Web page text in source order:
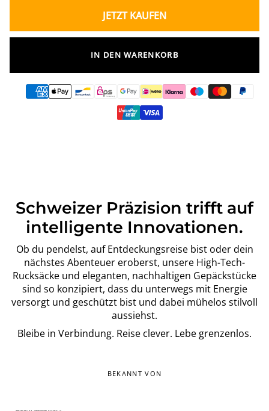
JETZT KAUFEN
IN DEN WARENKORB
Schweizer Präzision trifft auf
intelligente Innovationen.
Ob du pendelst, auf Entdeckungsreise bist oder dein
nächstes Abenteuer eroberst, unsere High-Tech-
Rucksäcke und eleganten, nachhaltigen Gepäckstücke
sind so konzipiert, dass du unterwegs mit Energie
versorgt und geschützt bist und dabei mühelos stilvoll
aussiehst.
Bleibe in Verbindung. Reise clever. Lebe grenzenlos.
BEKANNT VON